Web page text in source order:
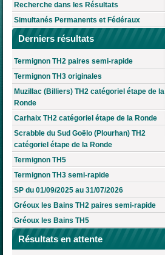
Recherche dans les Résultats
Simultanés Permanents et Fédéraux
Derniers résultats
Termignon TH2 paires semi-rapide
Termignon TH3 originales
Muzillac (Billiers) TH2 catégoriel étape de la
Ronde
Carhaix TH2 catégoriel étape de la Ronde
Scrabble du Sud Goëlo (Plourhan) TH2
catégoriel étape de la Ronde
Termignon TH5
Termignon TH3 semi-rapide
SP du 01/09/2025 au 31/07/2026
Gréoux les Bains TH2 paires semi-rapide
Gréoux les Bains TH5
Résultats en attente